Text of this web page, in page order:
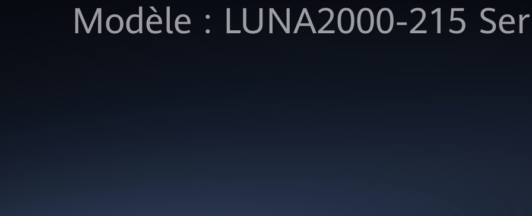
Modèle : LUNA2000-215